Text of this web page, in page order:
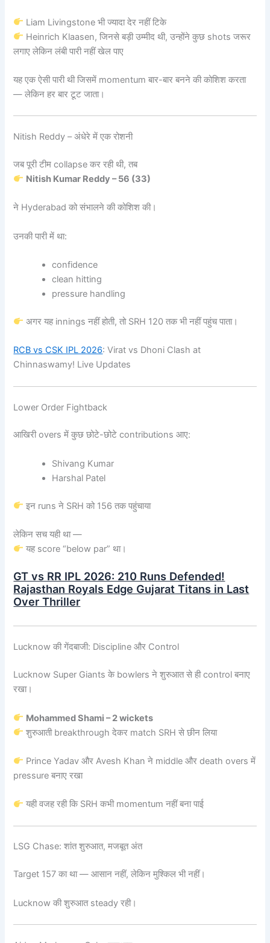
Liam Livingstone भी ज्यादा देर नहीं टिके
Heinrich Klaasen, जिनसे बड़ी उम्मीद थी, उन्होंने कुछ shots जरूर
लगाए लेकिन लंबी पारी नहीं खेल पाए
यह एक ऐसी पारी थी जिसमें momentum बार-बार बनने की कोशिश करता
— लेकिन हर बार टूट जाता।
Nitish Reddy – अंधेरे में एक रोशनी
जब पूरी टीम collapse कर रही थी, तब
Nitish Kumar Reddy – 56 (33)
ने Hyderabad को संभालने की कोशिश की।
उनकी पारी में था:
confidence
clean hitting
pressure handling
अगर यह innings नहीं होती, तो SRH 120 तक भी नहीं पहुंच पाता।
RCB vs CSK IPL 2026: Virat vs Dhoni Clash at
Chinnaswamy! Live Updates
Lower Order Fightback
आखिरी overs में कुछ छोटे-छोटे contributions आए:
Shivang Kumar
Harshal Patel
इन runs ने SRH को 156 तक पहुंचाया
लेकिन सच यही था —
यह score “below par” था।
GT vs RR IPL 2026: 210 Runs Defended!
Rajasthan Royals Edge Gujarat Titans in Last
Over Thriller
Lucknow की गेंदबाजी: Discipline और Control
Lucknow Super Giants के bowlers ने शुरुआत से ही control बनाए
रखा।
Mohammed Shami – 2 wickets
शुरुआती breakthrough देकर match SRH से छीन लिया
Prince Yadav और Avesh Khan ने middle और death overs में
pressure बनाए रखा
यही वजह रही कि SRH कभी momentum नहीं बना पाई
LSG Chase: शांत शुरुआत, मजबूत अंत
Target 157 का था — आसान नहीं, लेकिन मुश्किल भी नहीं।
Lucknow की शुरुआत steady रही।